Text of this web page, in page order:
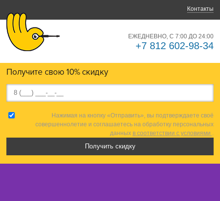
Контакты
ЕЖЕДНЕВНО, С 7:00 ДО 24:00
+7 812 602-98-34
Получите свою 10% скидку
Нажимая на кнопку «Отправить», вы подтверждаете своё
совершеннолетие и соглашаетесь на обработку персональных
данных в соответствии с условиями .